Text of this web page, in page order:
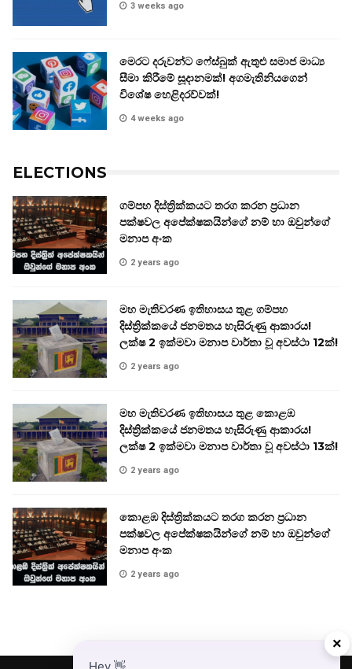
×
3 weeks ago
මෙරට දරුවන්ට ෆේස්බුක් ඇතුළු සමාජ මාධ්‍ය
සීමා කිරීමේ සූදානමක්! අගමැතිනියගෙන්
විශේෂ හෙළිදරව්වක්!
4 weeks ago
ELECTIONS
ගම්පහ දිස්ත්‍රික්කයට තරග කරන ප්‍රධාන
පක්ෂවල අපේක්ෂකයින්ගේ නම් හා ඔවුන්ගේ
මනාප අංක
2 years ago
මහ මැතිවරණ ඉතිහාසය තුළ ගම්පහ
දිස්ත්‍රික්කයේ ජනමතය හැසිරුණු ආකාරය!
ලක්ෂ 2 ඉක්මවා මනාප වාර්තා වූ අවස්ථා 12ක්!
2 years ago
මහ මැතිවරණ ඉතිහාසය තුළ කොළඹ
දිස්ත්‍රික්කයේ ජනමතය හැසිරුණු ආකාරය!
ලක්ෂ 2 ඉක්මවා මනාප වාර්තා වූ අවස්ථා 13ක්!
2 years ago
කොළඹ දිස්ත්‍රික්කයට තරග කරන ප්‍රධාන
පක්ෂවල අපේක්ෂකයින්ගේ නම් හා ඔවුන්ගේ
මනාප අංක
2 years ago